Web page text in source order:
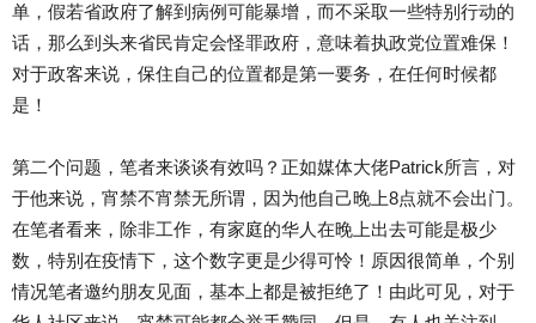
单，假若省政府了解到病例可能暴增，而不采取一些特别行动的
话，那么到头来省民肯定会怪罪政府，意味着执政党位置难保！
对于政客来说，保住自己的位置都是第一要务，在任何时候都
是！
第二个问题，笔者来谈谈有效吗？正如媒体大佬Patrick所言，对
于他来说，宵禁不宵禁无所谓，因为他自己晚上8点就不会出门。
在笔者看来，除非工作，有家庭的华人在晚上出去可能是极少
数，特别在疫情下，这个数字更是少得可怜！原因很简单，个别
情况笔者邀约朋友见面，基本上都是被拒绝了！由此可见，对于